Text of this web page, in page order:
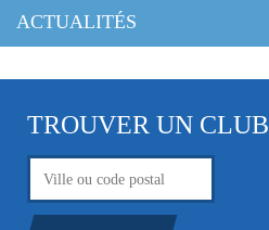
ACTUALITÉS
TROUVER UN CLUB